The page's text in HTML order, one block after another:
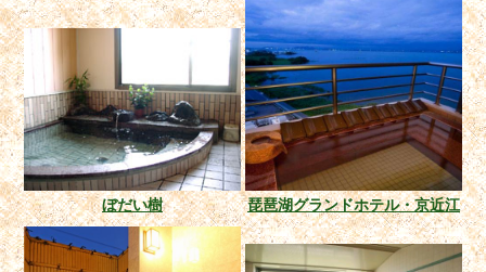
ぼだい樹 琵琶湖グランドホテル・京近江